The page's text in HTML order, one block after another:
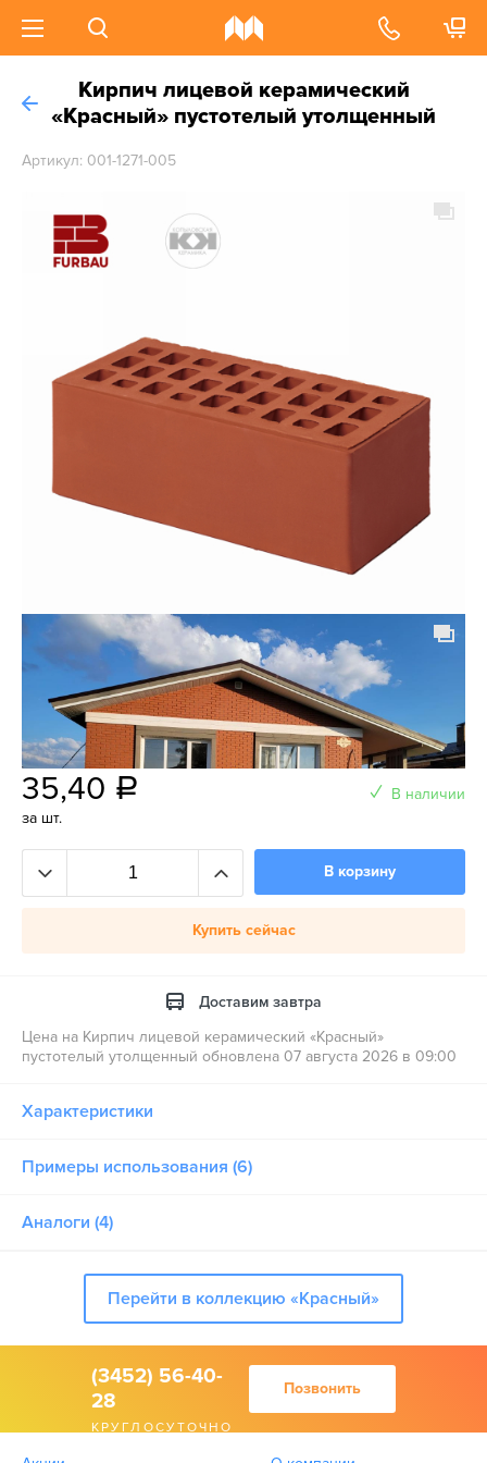
Кирпич лицевой керамический
«Красный» пустотелый утолщенный
Артикул: 001-1271-005
35,40 a
за шт.
В наличии
В корзину
Купить сейчас
Доставим завтра
Цена на Кирпич лицевой керамический «Красный»
пустотелый утолщенный обновлена 07 августа 2026 в 09:00
Характеристики
Примеры использования (6)
Аналоги (4)
Перейти в коллекцию «Красный»
(3452) 56-40-
28
КРУГЛОСУТОЧНО
Позвонить